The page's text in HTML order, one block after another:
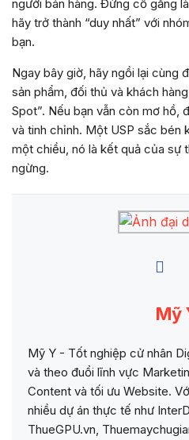
người bán hàng. Đừng cố gắng
hãy trở thành “duy nhất” với
bạn.
Ngay bây giờ, hãy ngồi lại cùng
sản phẩm, đối thủ và khách
Spot”. Nếu bạn vẫn còn mơ hồ,
và tinh chỉnh. Một USP sắc bén
một chiều, nó là kết quả của sự
ngừng.
Mỹ
Mỹ Y - Tốt nghiệp cử nhân
và theo đuổi lĩnh vực
Content và tối ưu Website.
nhiều dự án thực tế như
ThueGPU.vn,